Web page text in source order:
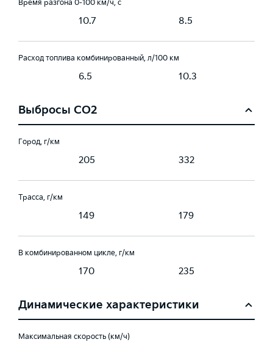
Время разгона 0-100 км/ч, с
10.7 8.5
Расход топлива комбинированный, л/100 км
6.5 10.3
Выбросы CO2
Город, г/км
205 332
Трасса, г/км
149 179
В комбинированном цикле, г/км
170 235
Динамические характеристики
Максимальная скорость (км/ч)